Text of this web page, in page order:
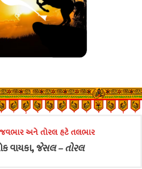
અને તોરલ હટે તલભાર
વાયકા,જેસલ – તોરલ